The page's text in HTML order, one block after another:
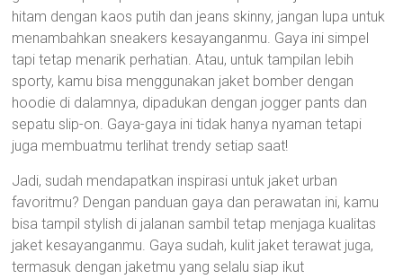
hitam dengan kaos putih dan jeans skinny, jangan lupa untuk
menambahkan sneakers kesayanganmu. Gaya ini simpel
tapi tetap menarik perhatian. Atau, untuk tampilan lebih
sporty, kamu bisa menggunakan jaket bomber dengan
hoodie di dalamnya, dipadukan dengan jogger pants dan
sepatu slip-on. Gaya-gaya ini tidak hanya nyaman tetapi
juga membuatmu terlihat trendy setiap saat!
Jadi, sudah mendapatkan inspirasi untuk jaket urban
favoritmu? Dengan panduan gaya dan perawatan ini, kamu
bisa tampil stylish di jalanan sambil tetap menjaga kualitas
jaket kesayanganmu. Gaya sudah, kulit jaket terawat juga,
termasuk dengan jaketmu yang selalu siap ikut